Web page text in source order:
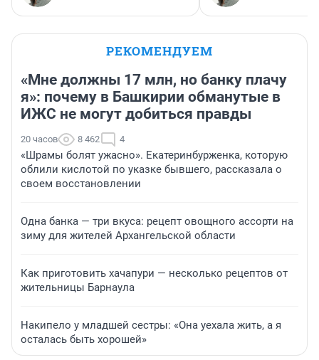
РЕКОМЕНДУЕМ
«Мне должны 17 млн, но банку плачу
я»: почему в Башкирии обманутые в
ИЖС не могут добиться правды
20 часов 8 462 4
«Шрамы болят ужасно». Екатеринбурженка, которую
облили кислотой по указке бывшего, рассказала о
своем восстановлении
Одна банка — три вкуса: рецепт овощного ассорти на
зиму для жителей Архангельской области
Как приготовить хачапури — несколько рецептов от
жительницы Барнаула
Накипело у младшей сестры: «Она уехала жить, а я
осталась быть хорошей»